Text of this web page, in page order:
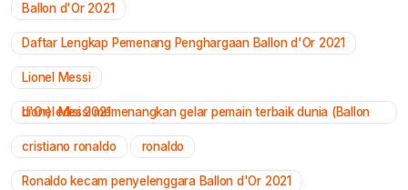
Ballon d'Or 2021
Daftar Lengkap Pemenang Penghargaan Ballon d'Or 2021
Lionel Messi
Lionel Messi memenangkan gelar pemain terbaik dunia (Ballon d'Or) edisi 2021
cristiano ronaldo ronaldo
Ronaldo kecam penyelenggara Ballon d'Or 2021